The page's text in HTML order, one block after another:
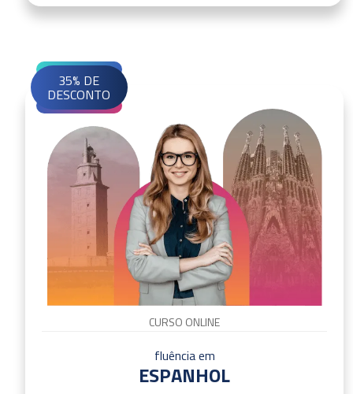
CURSO ONLINE
fluência em
ESPANHOL
35% DE
DESCONTO